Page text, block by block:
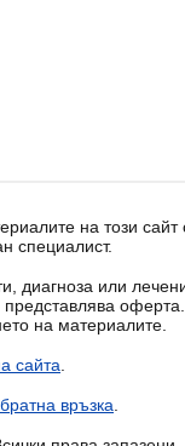
на този
специалист.
диагноза или
на материалите.
сайта
връзка